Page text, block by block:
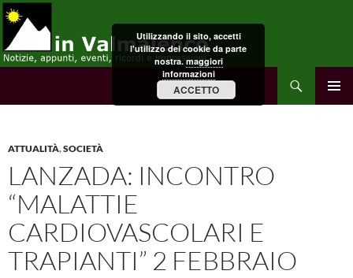
Vai
contenuto
ATTUALITÀ,SOCIETÀ
LANZADA: INCONTRO
“MALATTIE
CARDIOVASCOLARI E
TRAPIANTI” 2 FEBBRAIO
Utilizzando il sito, accetti
l'utilizzo dei cookie da parte
nostra.maggiori
informazioni
ACCETTO